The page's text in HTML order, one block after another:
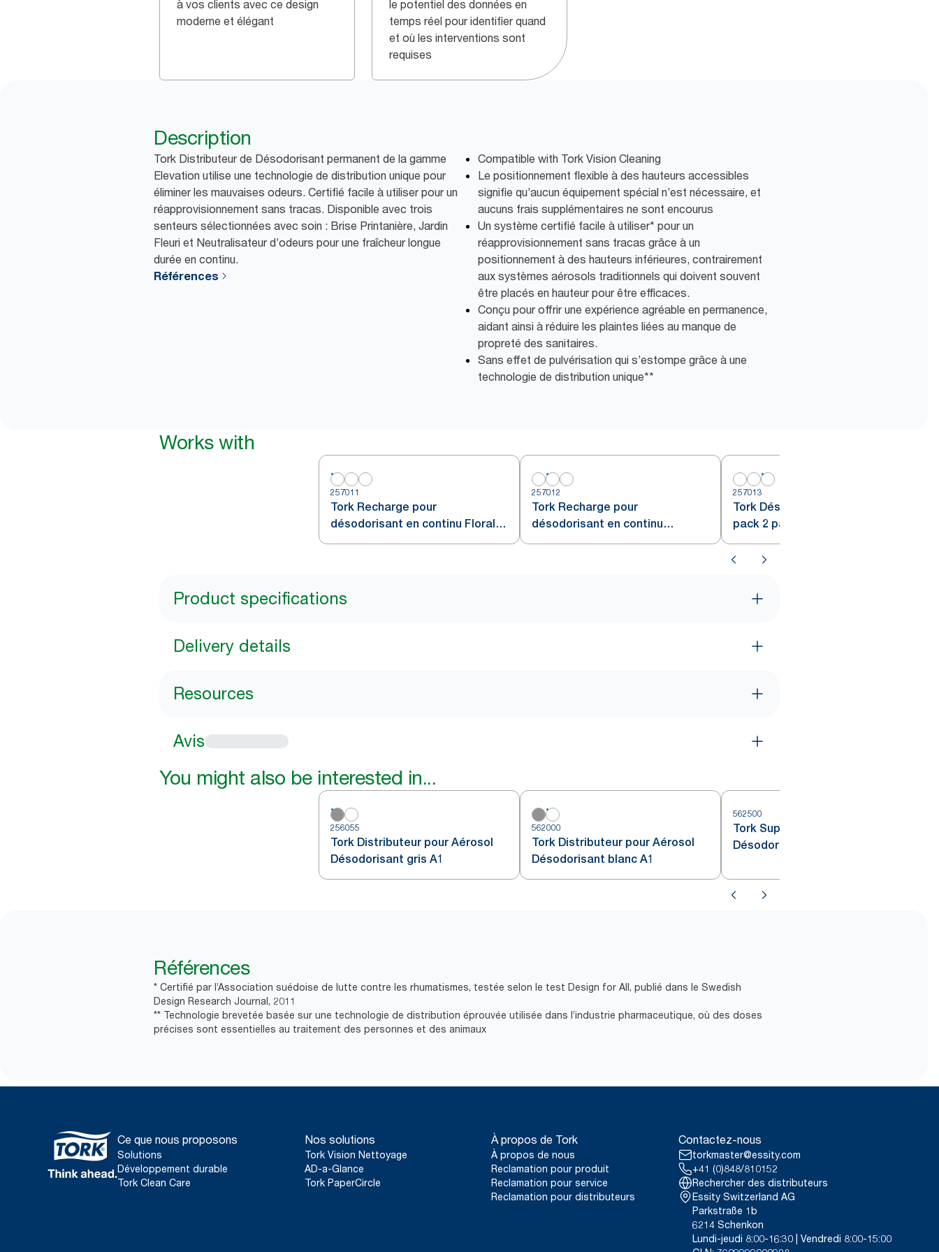
à vos clients avec ce design
moderne et élégant
le potentiel des données en
temps réel pour identifier quand
et où les interventions sont
requises
Description
Tork Distributeur de Désodorisant permanent de la gamme
Elevation utilise une technologie de distribution unique pour
éliminer les mauvaises odeurs. Certifié facile à utiliser pour un
réapprovisionnement sans tracas. Disponible avec trois
senteurs sélectionnées avec soin : Brise Printanière, Jardin
Fleuri et Neutralisateur d’odeurs pour une fraîcheur longue
durée en continu.
Références
Compatible with Tork Vision Cleaning
Le positionnement flexible à des hauteurs accessibles
signifie qu’aucun équipement spécial n’est nécessaire, et
aucuns frais supplémentaires ne sont encourus
Un système certifié facile à utiliser* pour un
réapprovisionnement sans tracas grâce à un
positionnement à des hauteurs inférieures, contrairement
aux systèmes aérosols traditionnels qui doivent souvent
être placés en hauteur pour être efficaces.
Conçu pour offrir une expérience agréable en permanence,
aidant ainsi à réduire les plaintes liées au manque de
propreté des sanitaires.
Sans effet de pulvérisation qui s’estompe grâce à une
technologie de distribution unique**
Works with
257011
Tork Recharge pour
désodorisant en continu Floral
A3
257012
Tork Recharge pour
désodorisant en continu
neutralisateur d'odeurs A3
257013
Tork Désodorisant en continu
pack 2 parfums A3
Product specifications
Delivery details
Resources
Avis
You might also be interested in...
256055
Tork Distributeur pour Aérosol
Désodorisant gris A1
562000
Tork Distributeur pour Aérosol
Désodorisant blanc A1
562500
Tork Support pour Pastilles
Désodorisantes blanc A2
Références
* Certifié par l’Association suédoise de lutte contre les rhumatismes, testée selon le test Design for All, publié dans le Swedish
Design Research Journal, 2011
** Technologie brevetée basée sur une technologie de distribution éprouvée utilisée dans l’industrie pharmaceutique, où des doses
précises sont essentielles au traitement des personnes et des animaux
Ce que nous proposons
Solutions
Développement durable
Tork Clean Care
Nos solutions
Tork Vision Nettoyage
AD-a-Glance
Tork PaperCircle
À propos de Tork
À propos de nous
Reclamation pour produit
Reclamation pour service
Reclamation pour distributeurs
Contactez-nous
torkmaster@essity.com
+41 (0)848/810152
Rechercher des distributeurs
Essity Switzerland AG
Parkstraße 1b
6214 Schenkon
Lundi-jeudi 8:00-16:30 | Vendredi 8:00-15:00